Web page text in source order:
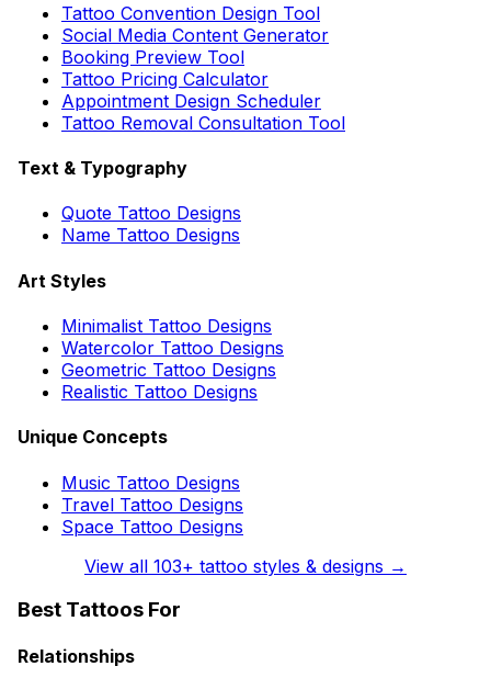
Tattoo Convention Design Tool
Social Media Content Generator
Booking Preview Tool
Tattoo Pricing Calculator
Appointment Design Scheduler
Tattoo Removal Consultation Tool
Text & Typography
Quote Tattoo Designs
Name Tattoo Designs
Art Styles
Minimalist Tattoo Designs
Watercolor Tattoo Designs
Geometric Tattoo Designs
Realistic Tattoo Designs
Unique Concepts
Music Tattoo Designs
Travel Tattoo Designs
Space Tattoo Designs
View all 103+ tattoo styles & designs →
Best Tattoos For
Relationships